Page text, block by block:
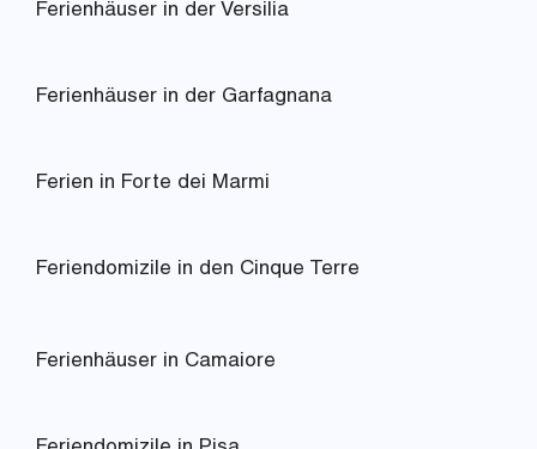
Ferienhäuser in der Versilia
Ferienhäuser in der Garfagnana
Ferien in Forte dei Marmi
Feriendomizile in den Cinque Terre
Ferienhäuser in Camaiore